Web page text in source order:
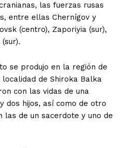
las fuerzas rusas
entre ellas Chernígov y
(centro), Zaporiyia (sur),
se produjo en la región de
de Shiroka Balka
con las vidas de una
dos hijos, así como de otro
las de un sacerdote y uno de